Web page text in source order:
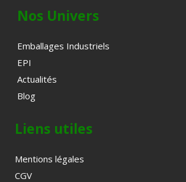
Nos Univers
Emballages Industriels
EPI
Actualités
Blog
Liens utiles
Mentions légales
CGV